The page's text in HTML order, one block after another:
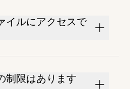
イルにアクセスで
制限はあります